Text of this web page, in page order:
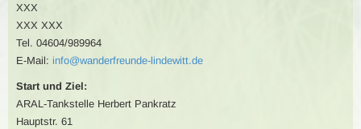
XXX
XXX XXX
Tel. 04604/989964
E-Mail: info@wanderfreunde-lindewitt.de
Start und Ziel:
ARAL-Tankstelle Herbert Pankratz
Hauptstr. 61